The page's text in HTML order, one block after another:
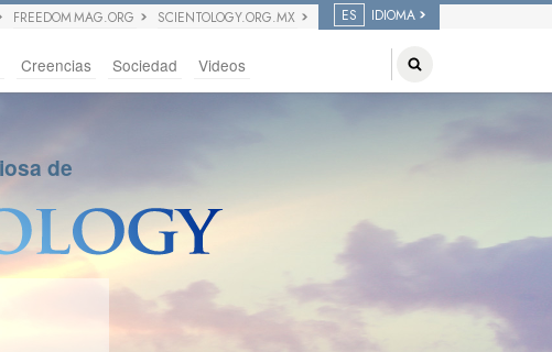
FREEDOM MAG.ORG SCIENTOLOGY.ORG.MX ES IDIOMA
Creencias Sociedad Videos
de